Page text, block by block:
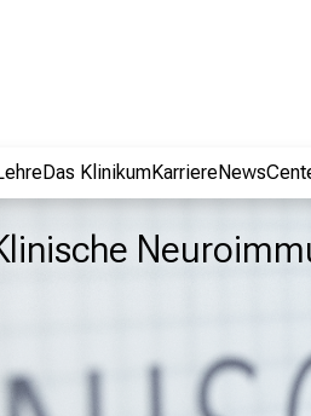
Das KlinikumKarriere